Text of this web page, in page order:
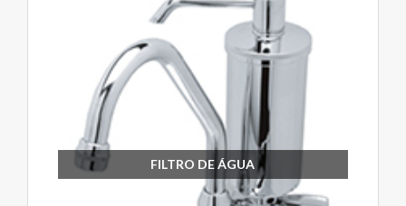
FILTRO DE ÁGUA